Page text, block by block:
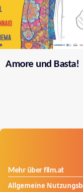
Amore und Basta!
Mehr über film.at
Allgemeine